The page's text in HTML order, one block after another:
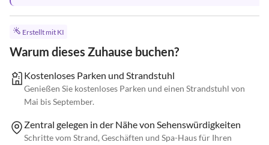
Erstellt mit KI
Warum dieses Zuhause buchen?
Kostenloses Parken und Strandstuhl
Genießen Sie kostenloses Parken und einen Strandstuhl von
Mai bis September.
Zentral gelegen in der Nähe von Sehenswürdigkeiten
Schritte vom Strand, Geschäften und Spa-Haus für Ihren